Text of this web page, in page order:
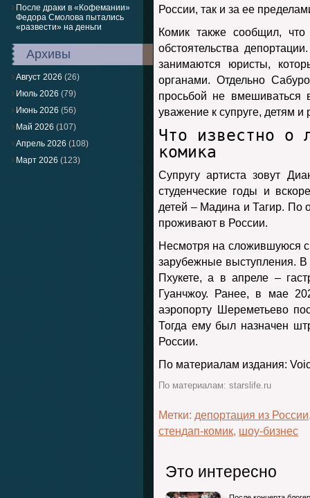
После драки в «Кофемании»
Федора Смолова пытались
«развести» на деньги
Архивы
Август 2026 (26)
Июль 2026 (79)
Июнь 2026 (56)
Май 2026 (107)
Апрель 2026 (108)
Март 2026 (123)
России, так и за ее
Комик также сообщил,
обстоятельства
занимаются юристы,
органами. Отдельно
просьбой не вмешиваться
уважение к супруге, детям и
Что известно о
комика
Супругу артиста зовут
студенческие годы и
детей – Мадина и Тагир. По
проживают в России.
Несмотря на сложившуюся
зарубежные выступления. В
Пхукете, а в апреле –
Гуанчжоу. Ранее, в мае
аэропорту Шереметьево
Тогда ему был назначен
России.
По материалам издания:
По материалам: starslife.ru
Метки: депортация из России
стендап-комик, шоу-бизнес
Это интересно